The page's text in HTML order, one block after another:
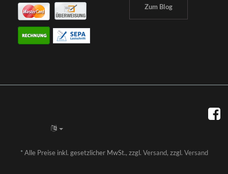
Zum Blog
*Alle Preise inkl. gesetzlicher MwSt., zzgl. Versand, zzgl. Versand